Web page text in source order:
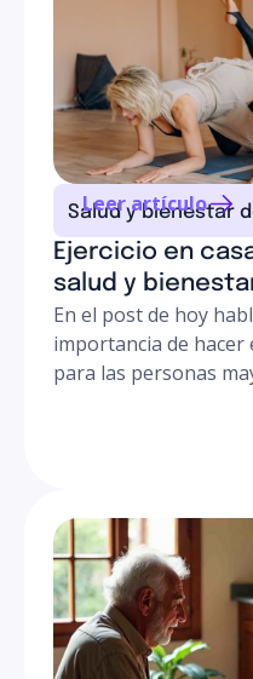
gane confianza antes de
externas.
La actividad física debe
Senniors, nuestros
acompañar a tu familiar
comunitarias,
sean seguros y que
Salud y bienestar
Ejercicio en
salud y
En el post de hoy
importancia de hacer
para las personas
Leer artículo